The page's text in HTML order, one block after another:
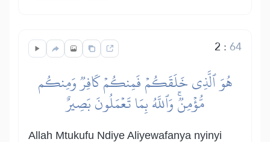
2 :64
هُوَ ٱلَّذِي خَلَقَكُمۡ فَمِنكُمۡ كَافِرٞ وَمِنكُم
مُّؤۡمِنٞۚ وَٱللَّهُ بِمَا تَعۡمَلُونَ بَصِيرٌ
Allah Mtukufu Ndiye Aliyewafanya nyinyi